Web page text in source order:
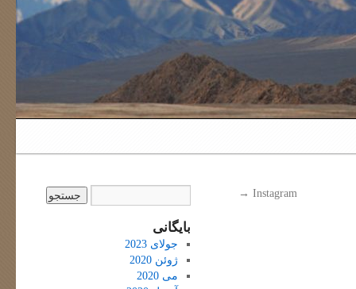
Instagram
→
بایگانی
جولای 2023
ژوئن 2020
می 2020